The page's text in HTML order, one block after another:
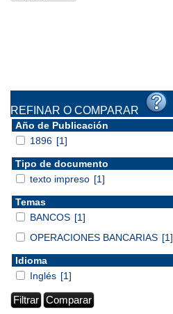
REFINAR O COMPARAR
Año de Publicación
1896 [1]
Tipo de documento
texto impreso [1]
Temas
BANCOS [1]
OPERACIONES BANCARIAS [1]
Idioma
Inglés [1]